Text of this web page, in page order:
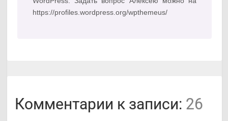
https://profiles.wordpress.org/wpthemeus/
Комментарии к записи: 26